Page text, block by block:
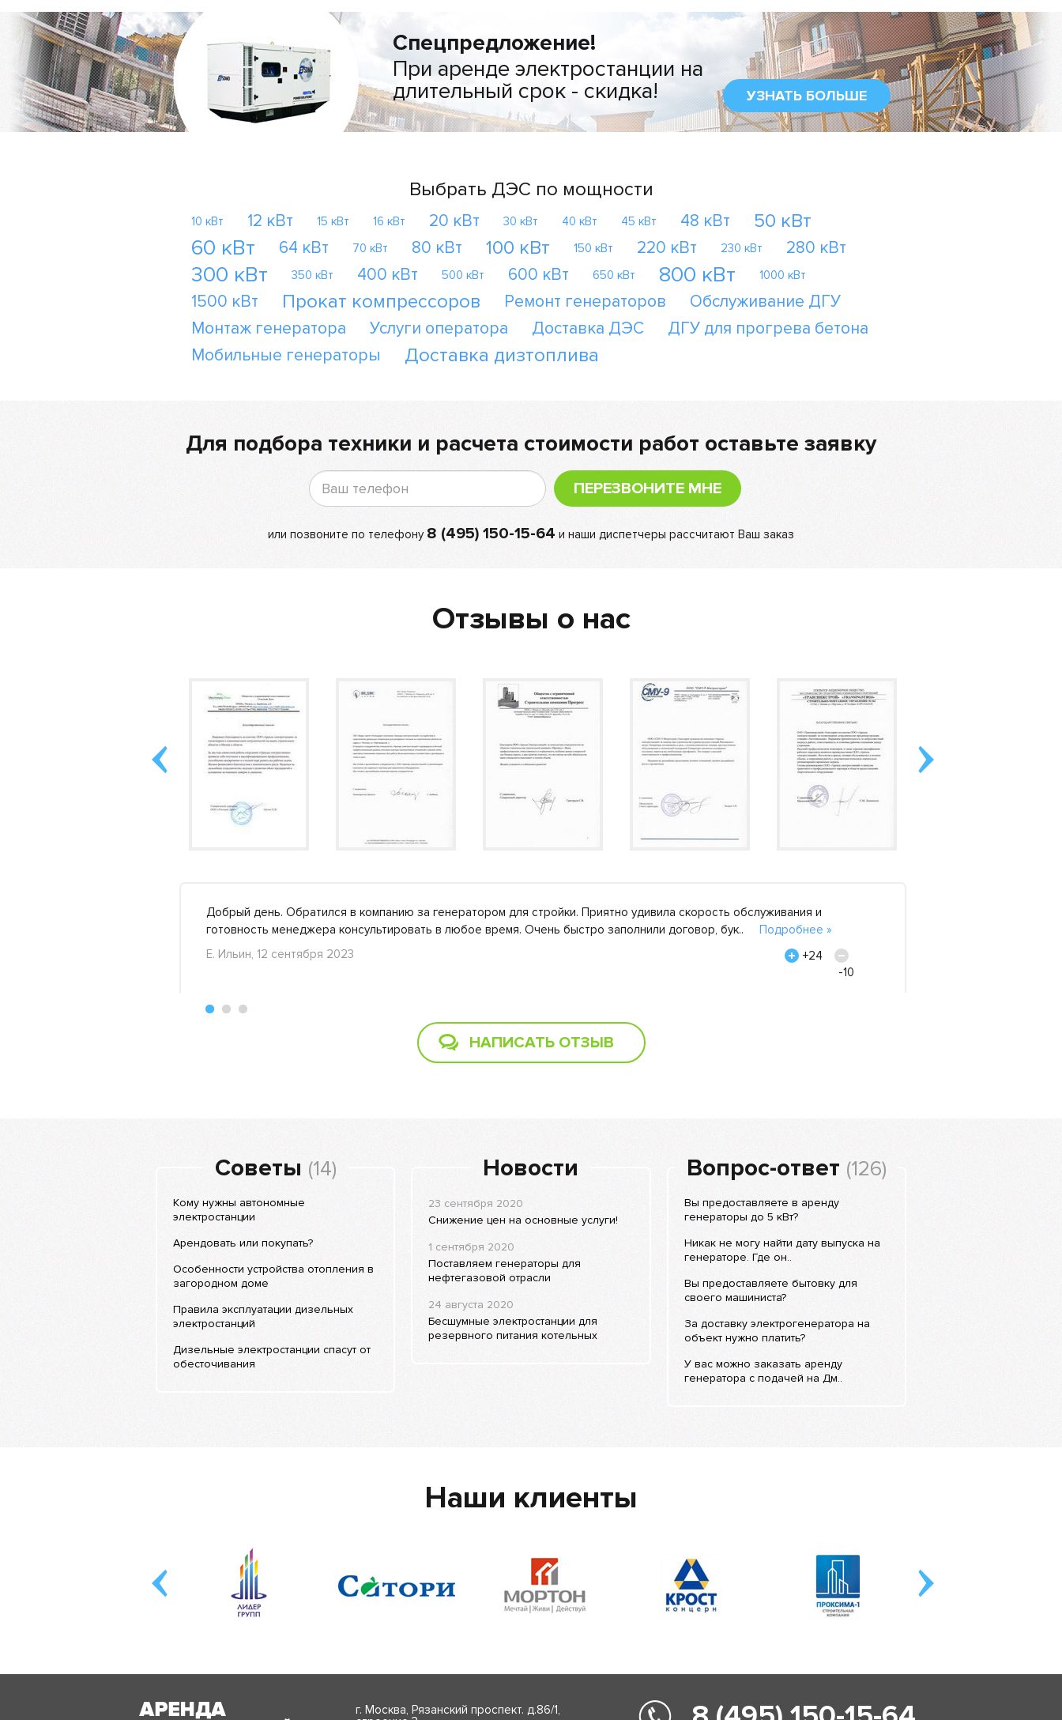
Спецпредложение!
При аренде электростанции на
длительный срок - скидка!
УЗНАТЬ БОЛЬШЕ
Выбрать ДЭС по мощности
10 кВт 12 кВт 15 кВт 16 кВт 20 кВт 30 кВт 40 кВт 45 кВт 48 кВт 50 кВт
60 кВт 64 кВт 70 кВт 80 кВт 100 кВт 150 кВт 220 кВт 230 кВт 280 кВт
300 кВт 350 кВт 400 кВт 500 кВт 600 кВт 650 кВт 800 кВт 1000 кВт
1500 кВт Прокат компрессоров Ремонт генераторов
Обслуживание ДГУ
Монтаж генератора
Услуги оператора Доставка ДЭС
ДГУ для прогрева бетона
Мобильные генераторы
Доставка дизтоплива
Для подбора техники и расчета стоимости работ оставьте заявку
ПЕРЕЗВОНИТЕ МНЕ
или позвоните по телефону 8 (495) 150-15-64 и наши диспетчеры рассчитают Ваш заказ
Отзывы о нас
Добрый день. Обратился в компанию за генератором для стройки. Приятно удивила скорость обслуживания и
готовность менеджера консультировать в любое время. Очень быстро заполнили договор, бук.. Подробнее »
+24
-10
Е. Ильин, 12 сентября 2023
НАПИСАТЬ ОТЗЫВ
Советы (14)
Кому нужны автономные
электростанции
Арендовать или покупать?
Особенности устройства отопления в
загородном доме
Правила эксплуатации дизельных
электростанций
Дизельные электростанции спасут от
обесточивания
Новости
23 сентября 2020
Снижение цен на основные услуги!
1 сентября 2020
Поставляем генераторы для
нефтегазовой отрасли
24 августа 2020
Бесшумные электростанции для
резервного питания котельных
Вопрос-ответ (126)
Вы предоставляете в аренду
генераторы до 5 кВт?
Никак не могу найти дату выпуска на
генераторе. Где он..
Вы предоставляете бытовку для
своего машиниста?
За доставку электрогенератора на
объект нужно платить?
У вас можно заказать аренду
генератора с подачей на Дм..
Наши клиенты
г. Москва, Рязанский проспект. д.86/1,